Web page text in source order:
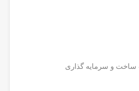
و سرمایه گذاری